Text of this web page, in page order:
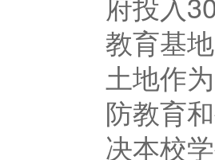
教育基
土地作
防教育
决本校